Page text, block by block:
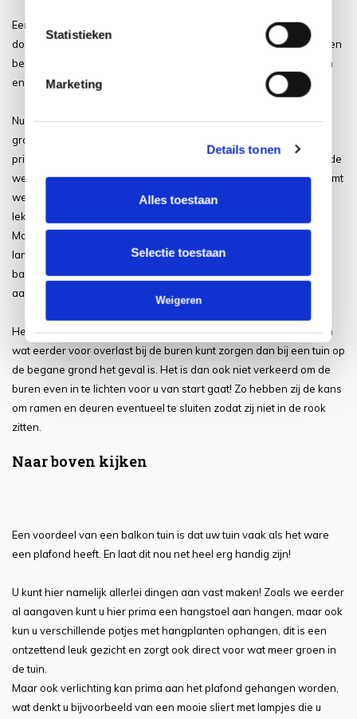
Statistieken
Marketing
Details tonen
Alles toestaan
Selectie toestaan
Weigeren
Een van de dingen die wij Nederlanders ontzettend graag en veel
doen in onze tuinen is heerlijk barbecueën. Zodra het ook maar een
beetje goed weer is worden de eerste
al aangestoken
en dit blijft tot het einde van de zomer een bekend beeld!
Nu is het dus echt niet zo dat men alleen in een tuin op de begane
grond de barbecue aan kan steken. Ook op een balkon tuin kunt u
prima genieten van een heerlijke barbecue. Zo is er bijvoorbeeld de
wegwerp barbecue die altijd en overal wel te pas komt. Deze neemt
weinig ruimte in en zo kunt u heerlijk op tafel genieten van een
lekker barbecue.
Maar ook zijn er barbecues die wat minder groot zijn en vooral
langwerpig, deze kunnen we namelijk vaak prima kwijt op het
balkon, en zo kunnen we ook op het balkon lekker de kolen
aansteken.
Het is wel zo dat u bij het houden van een barbecue op het balkon
wat eerder voor overlast bij de buren kunt zorgen dan bij een tuin op
de begane grond het geval is. Het is dan ook niet verkeerd om de
buren even in te lichten voor u van start gaat! Zo hebben zij de kans
om ramen en deuren eventueel te sluiten zodat zij niet in de rook
zitten.
Naar boven kijken
Een voordeel van een balkon tuin is dat uw tuin vaak als het ware
een plafond heeft. En laat dit nou net heel erg handig zijn!
U kunt hier namelijk allerlei dingen aan vast maken! Zoals we eerder
al aangaven kunt u hier prima een hangstoel aan hangen, maar ook
kun u verschillende potjes met hangplanten ophangen, dit is een
ontzettend leuk gezicht en zorgt ook direct voor wat meer groen in
de tuin.
Maar ook verlichting kan prima aan het plafond gehangen worden,
wat denkt u bijvoorbeeld van een mooie sliert met lampjes die u